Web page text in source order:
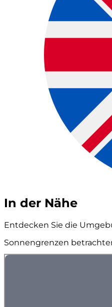
In der Nähe
Entdecken Sie die
Sonnengrenzen